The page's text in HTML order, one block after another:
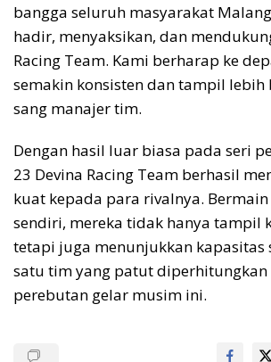
bangga seluruh masyarakat
hadir, menyaksikan, dan
Racing Team. Kami berharap ke
semakin konsisten dan tampil lebih
sang manajer tim.
Dengan hasil luar biasa pada seri
23 Devina Racing Team berhasil
kuat kepada para rivalnya.
sendiri, mereka tidak hanya tampil
tetapi juga menunjukkan kapasitas
satu tim yang patut
perebutan gelar musim ini.